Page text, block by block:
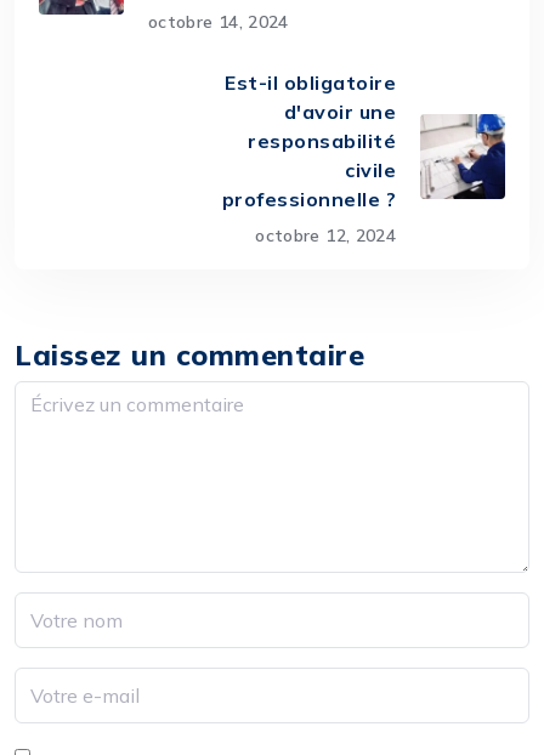
octobre 14, 2024
Est-il obligatoire
d'avoir une
responsabilité
civile
professionnelle ?
octobre 12, 2024
Laissez un commentaire